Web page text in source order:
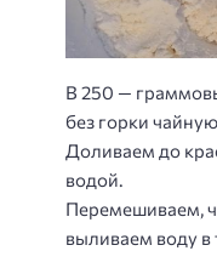
В 250 —
без горки
Доливаем до
водой.
Перемешиваем,
выливаем воду в